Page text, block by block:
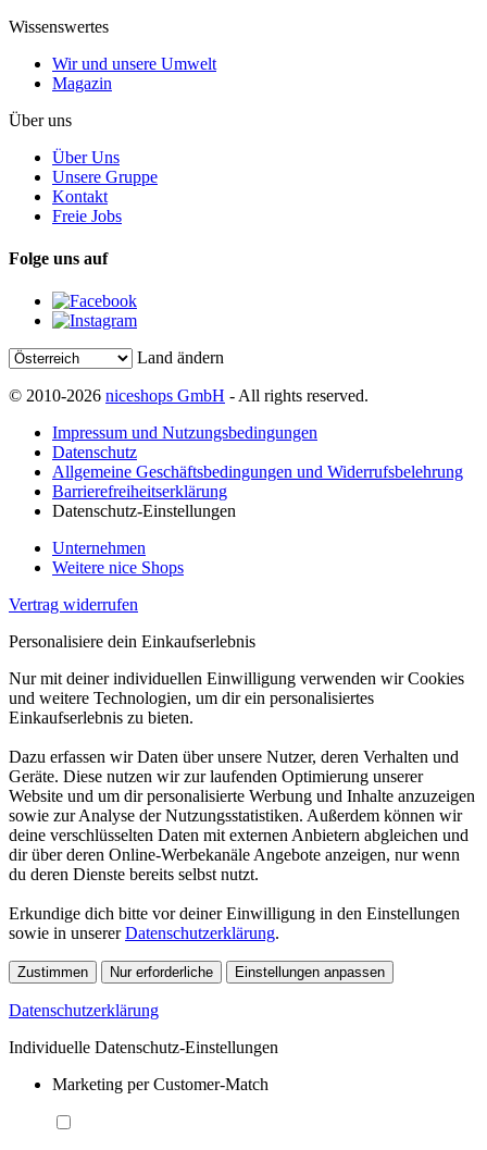
Wissenswertes
Wir und unsere Umwelt
Magazin
Über uns
Über Uns
Unsere Gruppe
Kontakt
Freie Jobs
Folge uns auf
Land ändern
© 2010-2026 niceshops GmbH - All rights reserved.
Impressum und Nutzungsbedingungen
Datenschutz
Allgemeine Geschäftsbedingungen und Widerrufsbelehrung
Barrierefreiheitserklärung
Datenschutz-Einstellungen
Unternehmen
Weitere nice Shops
Vertrag widerrufen
Personalisiere dein Einkaufserlebnis
Nur mit deiner individuellen Einwilligung verwenden wir Cookies
und weitere Technologien, um dir ein personalisiertes
Einkaufserlebnis zu bieten.
Dazu erfassen wir Daten über unsere Nutzer, deren Verhalten und
Geräte. Diese nutzen wir zur laufenden Optimierung unserer
Website und um dir personalisierte Werbung und Inhalte anzuzeigen
sowie zur Analyse der Nutzungsstatistiken. Außerdem können wir
deine verschlüsselten Daten mit externen Anbietern abgleichen und
dir über deren Online-Werbekanäle Angebote anzeigen, nur wenn
du deren Dienste bereits selbst nutzt.
Erkundige dich bitte vor deiner Einwilligung in den Einstellungen
sowie in unsererDatenschutzerklärung.
Zustimmen Nur erforderliche Einstellungen anpassen
Datenschutzerklärung
Individuelle Datenschutz-Einstellungen
Marketing per Customer-Match